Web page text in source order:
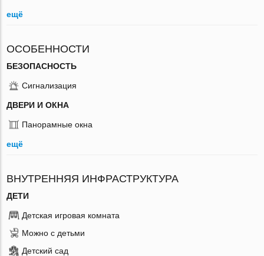
ещё
ОСОБЕННОСТИ
БЕЗОПАСНОСТЬ
Сигнализация
ДВЕРИ И ОКНА
Панорамные окна
ещё
ВНУТРЕННЯЯ ИНФРАСТРУКТУРА
ДЕТИ
Детская игровая комната
Можно с детьми
Детский сад